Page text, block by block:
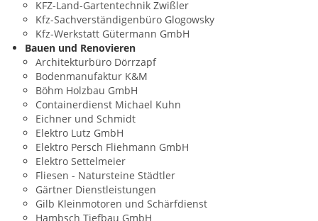
KFZ-Land-Gartentechnik Zwißler
Kfz-Sachverständigenbüro Glogowsky
Kfz-Werkstatt Gütermann GmbH
Bauen und Renovieren
Architekturbüro Dörrzapf
Bodenmanufaktur K&M
Böhm Holzbau GmbH
Containerdienst Michael Kuhn
Eichner und Schmidt
Elektro Lutz GmbH
Elektro Persch Fliehmann GmbH
Elektro Settelmeier
Fliesen - Natursteine Städtler
Gärtner Dienstleistungen
Gilb Kleinmotoren und Schärfdienst
Hambsch Tiefbau GmbH